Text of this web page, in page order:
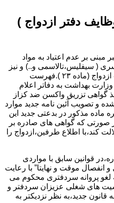
دفتر ازدواج )
بر عدم اعتیاد به مواد
( سیفلیس،تالاسمی و..) و نیز
واکسیناسیون زوجین،قبل از ثبت ازدواج (ماده ۲۳ ).فهرست
بهداشت به دفاتر اعلام
گواهی تزریق واکسن ضد کزاز
و تصویب آئین نامه جدید موارد
ماده مذکور در بدعتی جدید این
در صورتی که گواهی های صادره بر
کند،با اطلاع طرفین،ازدواج را
قوانین سابق با مواردی
موقت و نهایتا” با رعایت
پروانه سردفتری محکوم می
های شغلی عزیزان سردفتر و
جدید،به نظر نزدیکتر به